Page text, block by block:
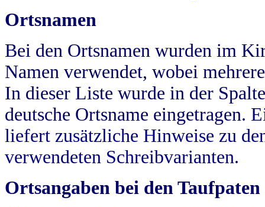
Ortsnamen
Bei den Ortsnamen wurden im
Namen verwendet, wobei
In dieser Liste wurde in der
deutsche Ortsname eingetragen.
liefert zusätzliche Hinweise zu
verwendeten Schreibvarianten.
Ortsangaben bei den Taufpaten